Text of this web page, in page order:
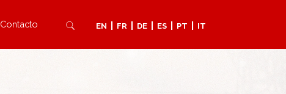
Contacto EN FR DE ES PT IT